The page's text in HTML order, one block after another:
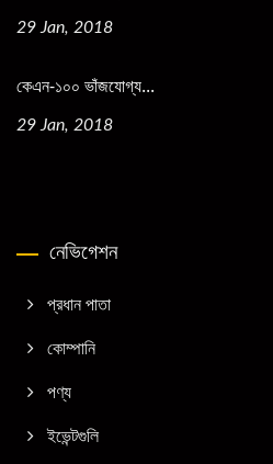
29 Jan, 2018
কেএন-১০০ ভাঁজযোগ্য...
29 Jan, 2018
নেভিগেশন
প্রধান পাতা
কোম্পানি
পণ্য
ইভেন্টগুলি